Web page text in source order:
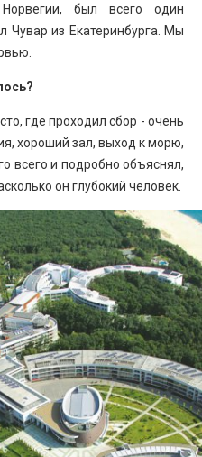
был всего один
Чувар из Екатеринбурга. Мы
где проходил сбор - очень
хороший зал, выход к морю,
всего и подробно объяснял,
он глубокий человек.